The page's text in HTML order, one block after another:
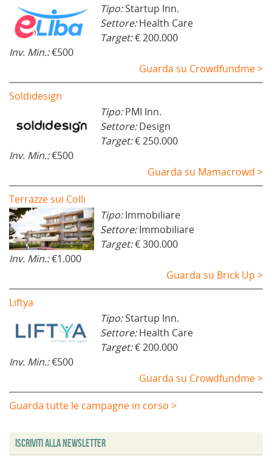
Tipo:Startup Inn.
Settore:Health Care
Target:€ 200.000
Inv. Min.:€500
Guarda su Crowdfundme >
Soldidesign
Tipo:PMI Inn.
Settore:Design
Target:€ 250.000
Inv. Min.:€500
Guarda su Mamacrowd >
Terrazze sui Colli
Tipo:Immobiliare
Settore:Immobiliare
Target:€ 300.000
Inv. Min.:€1.000
Guarda su Brick Up >
Liftya
Tipo:Startup Inn.
Settore:Health Care
Target:€ 200.000
Inv. Min.:€500
Guarda su Crowdfundme >
Guarda tutte le campagne in corso >
Iscriviti alla Newsletter